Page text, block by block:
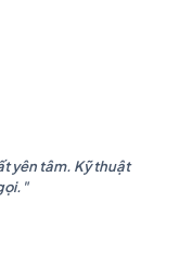
yên tâm. Kỹ thuật